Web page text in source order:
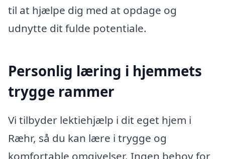
til at hjælpe dig med at opdage og
udnytte dit fulde potentiale.
Personlig læring i hjemmets
trygge rammer
Vi tilbyder lektiehjælp i dit eget hjem i
Ræhr, så du kan lære i trygge og
komfortable omgivelser. Ingen behov for